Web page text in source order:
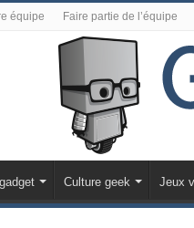
équipe Faire partie de l’équipe
Culture geek Jeux